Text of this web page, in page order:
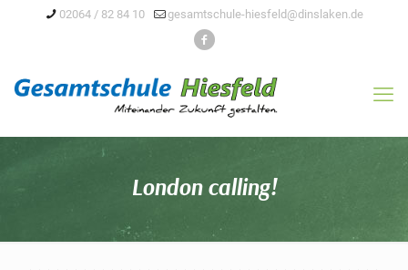
02064 / 82 84 10 gesamtschule-hiesfeld@dinslaken.de
London calling!